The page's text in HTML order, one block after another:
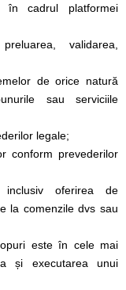
în cadrul platformei
validarea,
de orice natură
sau serviciile
legale;
conform prevederilor
inclusiv oferirea de
la comenzile dvs sau
este în cele mai
și executarea unui